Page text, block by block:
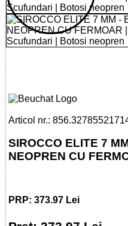
Articol nr.:
SIROCCO ELITE 7
NEOPREN CU
PRP: 373.97 Lei